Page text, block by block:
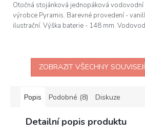
Otočná stojánková jednopáková vodovodní
výrobce Pyramis. Barevné provedení -
ilustrační. Výška baterie - 148 mm.
ZOBRAZIT VŠECHNY
Popis Podobné (8) Diskuze
Detailní popis produktu